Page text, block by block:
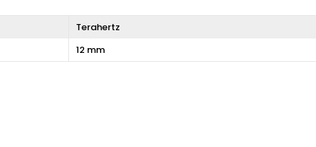
Terahertz
12 mm